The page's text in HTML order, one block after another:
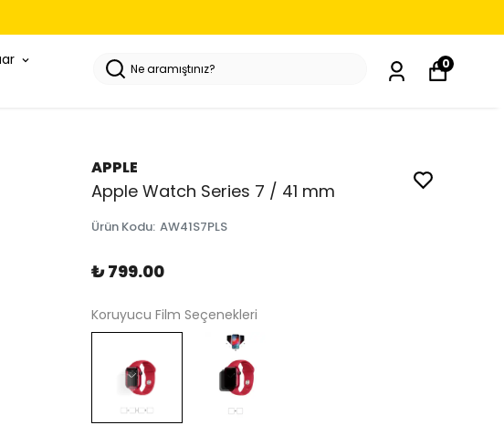
0
APPLE
Apple Watch Series 7 / 41 mm
Ürün Kodu: AW41S7PLS
₺ 799.00
Koruyucu Film Seçenekleri